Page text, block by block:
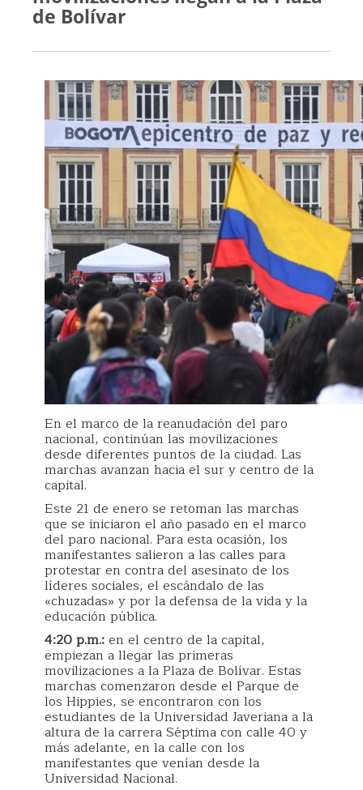
de Bolívar
En el marco de la reanudación del paro
nacional, continúan las movilizaciones
desde diferentes puntos de la ciudad. Las
marchas avanzan hacia el sur y centro de la
capital.
Este 21 de enero se retoman las marchas
que se iniciaron el año pasado en el marco
del paro nacional. Para esta ocasión, los
manifestantes salieron a las calles para
protestar en contra del asesinato de los
líderes sociales, el escándalo de las
«chuzadas» y por la defensa de la vida y la
educación pública.
4:20 p.m.:en el centro de la capital,
empiezan a llegar las primeras
movilizaciones a la Plaza de Bolívar. Estas
marchas comenzaron desde el Parque de
los Hippies, se encontraron con los
estudiantes de la Universidad Javeriana a la
altura de la carrera Séptima con calle 40 y
más adelante, en la calle con los
manifestantes que venían desde la
Universidad Nacional.